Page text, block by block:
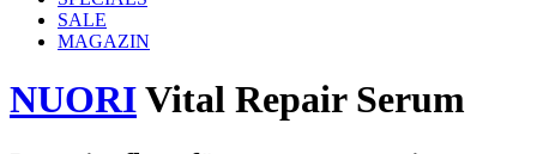
SALE
MAGAZIN
NUORIVital Repair Serum